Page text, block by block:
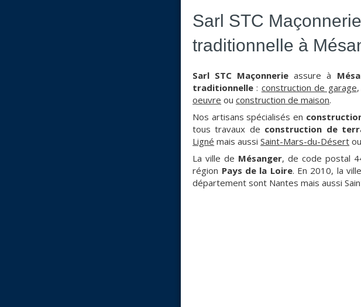
Sarl STC
traditionnelle à
Sarl STC Maçonnerie assure à
traditionnelle : construction de garage,
oeuvre ouconstruction de maison.
Nos artisans spécialisés en
tous travaux de construction de
Ligné mais aussiSaint-Mars-du-Désert ou
La ville de Mésanger, de code postal
région Pays de la Loire. En 2010, la
département sont Nantes mais aussi